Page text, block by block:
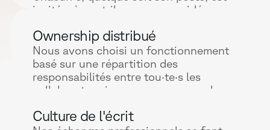
invité·e à contribuer avec ses idées ou
tous les projets. Nous prêtons
attention à reconnaitre la valeur du
travail des autres et nous
encourageons le partage continu de
feedbacks, que nous apprenons à
constructive.
Ownership distribué
Nous avons choisi un fonctionnement
basé sur une répartition des
responsabilités entre tou·te·s les
collaborateur·ice·s, que nous appelons
séniors, chacun·e prend en main le
Culture de l'écrit